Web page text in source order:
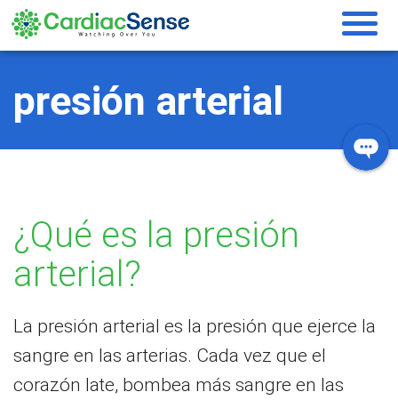
Monitorización de la
presión arterial
¿Qué es la presión
arterial?
La presión arterial es la presión que ejerce la
sangre en las arterias. Cada vez que el
corazón late, bombea más sangre en las